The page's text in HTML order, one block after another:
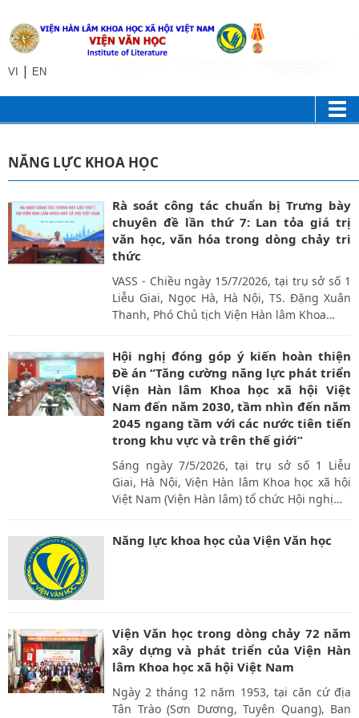
VI | EN
NĂNG LỰC KHOA HỌC
Rà soát công tác chuẩn bị Trưng bày
chuyên đề lần thứ 7: Lan tỏa giá trị
văn học, văn hóa trong dòng chảy tri
thức
VASS - Chiều ngày 15/7/2026, tại trụ sở số 1
Liễu Giai, Ngọc Hà, Hà Nội, TS. Đặng Xuân
Thanh, Phó Chủ tịch Viện Hàn lâm Khoa…
Hội nghị đóng góp ý kiến hoàn thiện
Đề án “Tăng cường năng lực phát triển
Viện Hàn lâm Khoa học xã hội Việt
Nam đến năm 2030, tầm nhìn đến năm
2045 ngang tầm với các nước tiên tiến
trong khu vực và trên thế giới”
Sáng ngày 7/5/2026, tại trụ sở số 1 Liễu
Giai, Hà Nội, Viện Hàn lâm Khoa học xã hội
Việt Nam (Viện Hàn lâm) tổ chức Hội nghị…
Năng lực khoa học của Viện Văn học
Viện Văn học trong dòng chảy 72 năm
xây dựng và phát triển của Viện Hàn
lâm Khoa học xã hội Việt Nam
Ngày 2 tháng 12 năm 1953, tại căn cứ địa
Tân Trào (Sơn Dương, Tuyên Quang), Ban